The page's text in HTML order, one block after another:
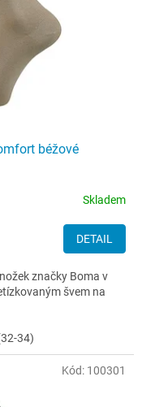
béžové
Skladem
DETAIL
značky Boma v
švem na
34)
Kód: 100301